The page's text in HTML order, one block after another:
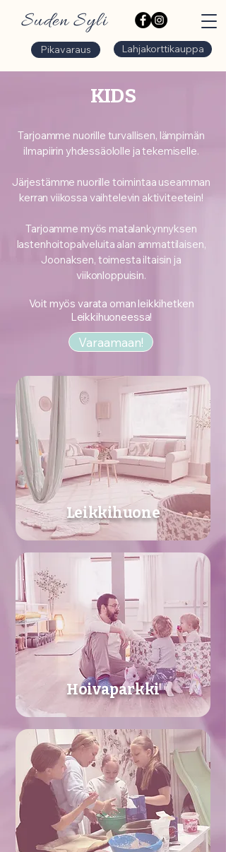
Suden Syli
Pikavaraus Lahjakorttikauppa
KIDS
Tarjoamme nuorille turvallisen, lämpimän
ilmapiirin yhdessäololle ja tekemiselle.
Järjestämme nuorille toimintaa useamman
kerran viikossa vaihtelevin aktiviteetein!
Tarjoamme myös matalankynnyksen
lastenhoitopalveluita alan ammattilaisen,
Joonaksen, toimesta iltaisin ja
viikonloppuisin.
Voit myös varata oman leikkihetken
Leikkihuoneessa!
Varaamaan!
Leikkihuone
Hoivaparkki